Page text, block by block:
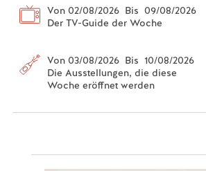
Von 02/08/2026 Bis 09/08/2026
Der TV-Guide der Woche
Von 03/08/2026 Bis 10/08/2026
Die Ausstellungen, die diese
Woche eröffnet werden